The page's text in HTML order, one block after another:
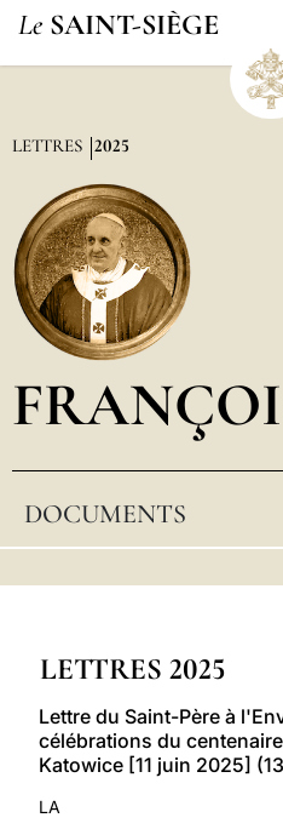
Le SAINT-SIÈGE
LETTRES 2025
DOCUMENTS
LETTRES 2025
Lettre du Saint-Père à
célébrations du
Katowice [11 juin 2025]
LA